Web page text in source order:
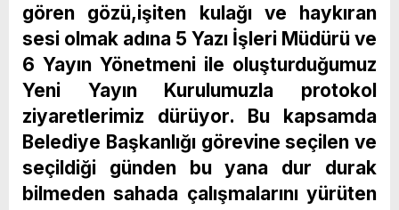
gören gözü,işiten kulağı ve haykıran
sesi olmak adına 5 Yazı İşleri Müdürü ve
6 Yayın Yönetmeni ile oluşturduğumuz
Yeni Yayın Kurulumuzla protokol
ziyaretlerimiz dürüyor. Bu kapsamda
Belediye Başkanlığı görevine seçilen ve
seçildiği günden bu yana dur durak
bilmeden sahada çalışmalarını yürüten